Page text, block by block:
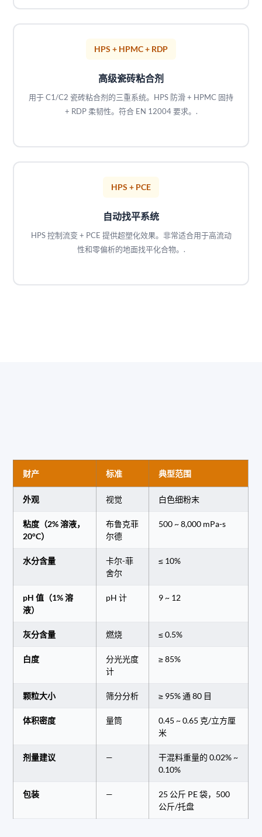
HPS + HPMC + RDP
高级瓷砖粘合剂
用于 C1/C2 瓷砖粘合剂的三重系统。HPS 防滑 + HPMC 固持
+ RDP 柔韧性。符合 EN 12004 要求。.
HPS + PCE
自动找平系统
HPS 控制流变 + PCE 提供超塑化效果。非常适合用于高流动
性和零偏析的地面找平化合物。.
财产 标准 典型范围
外观 视觉 白色细粉末
粘度（2% 溶液，
20°C）
布鲁克菲
尔德
500 ~ 8,000 mPa-s
水分含量
卡尔-菲
舍尔
≤ 10%
pH 值（1% 溶
液）
pH 计 9 ~ 12
灰分含量 燃烧 ≤ 0.5%
白度
分光光度
计
≥ 85%
颗粒大小 筛分分析 ≥ 95% 通 80 目
体积密度 量筒
0.45 ~ 0.65 克/立方厘
米
剂量建议 —
干混料重量的 0.02% ~
0.10%
包装 —
25 公斤 PE 袋，500
公斤/托盘